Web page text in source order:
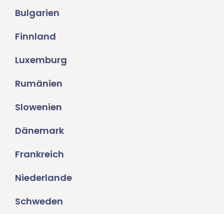
Bulgarien
Finnland
Luxemburg
Rumänien
Slowenien
Dänemark
Frankreich
Niederlande
Schweden